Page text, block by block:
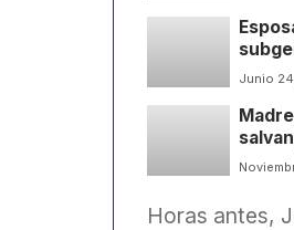
Junio
obra
Horas antes,